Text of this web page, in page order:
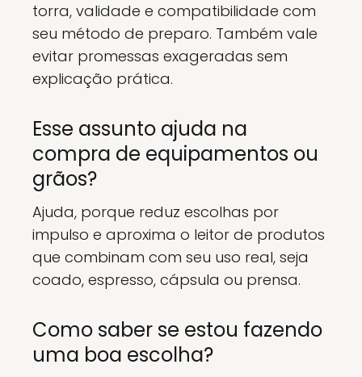
torra, validade e compatibilidade com
seu método de preparo. Também vale
evitar promessas exageradas sem
explicação prática.
Esse assunto ajuda na
compra de equipamentos ou
grãos?
Ajuda, porque reduz escolhas por
impulso e aproxima o leitor de produtos
que combinam com seu uso real, seja
coado, espresso, cápsula ou prensa.
Como saber se estou fazendo
uma boa escolha?